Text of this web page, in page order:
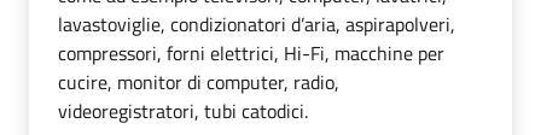
lavastoviglie, condizionatori d’aria, aspirapolveri,
compressori, forni elettrici, Hi-Fi, macchine per
cucire, monitor di computer, radio,
videoregistratori, tubi catodici.